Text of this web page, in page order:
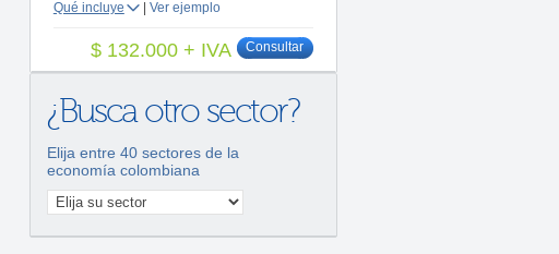
Qué incluye | Ver ejemplo
$ 132.000 + IVA Consultar
¿Busca otro sector?
Elija entre 40 sectores de la
economía colombiana